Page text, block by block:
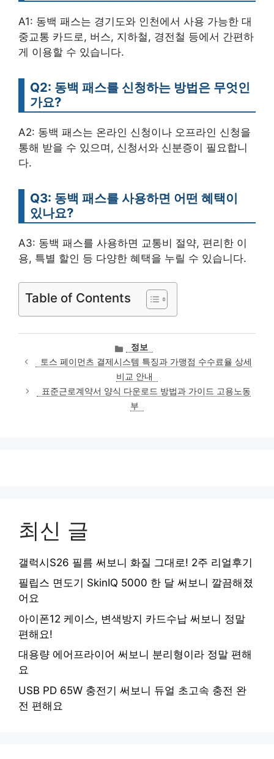
A1: 동백 패스는 경기도와 인천에서 사용 가능한 대
중교통 카드로, 버스, 지하철, 경전철 등에서 간편하
게 이용할 수 있습니다.
Q2: 동백 패스를 신청하는 방법은 무엇인
가요?
A2: 동백 패스는 온라인 신청이나 오프라인 신청을
통해 받을 수 있으며, 신청서와 신분증이 필요합니
다.
Q3: 동백 패스를 사용하면 어떤 혜택이
있나요?
A3: 동백 패스를 사용하면 교통비 절약, 편리한 이
용, 특별 할인 등 다양한 혜택을 누릴 수 있습니다.
Table of Contents
카
테
고
리
정보
토스 페이먼츠 결제시스템 특징과 가맹점 수수료율 상세
비교 안내
표준근로계약서 양식 다운로드 방법과 가이드 고용노동
부
최신 글
갤럭시S26 필름 써보니 화질 그대로! 2주 리얼후기
필립스 면도기 SkinIQ 5000 한 달 써보니 깔끔해졌
어요
아이폰12 케이스, 변색방지 카드수납 써보니 정말
편해요!
대용량 에어프라이어 써보니 분리형이라 정말 편해
요
USB PD 65W 충전기 써보니 듀얼 초고속 충전 완
전 편해요